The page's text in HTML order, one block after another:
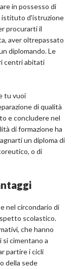
in possesso di
istituto d'istruzione
procurarti il
aver oltrepassato
diplomando. Le
centri abitati
tu vuoi
di qualità
e concludere nel
di formazione ha
un diploma di
o di
nel circondario di
scolastico.
che hanno
cimentano a
partire i cicli
della sede